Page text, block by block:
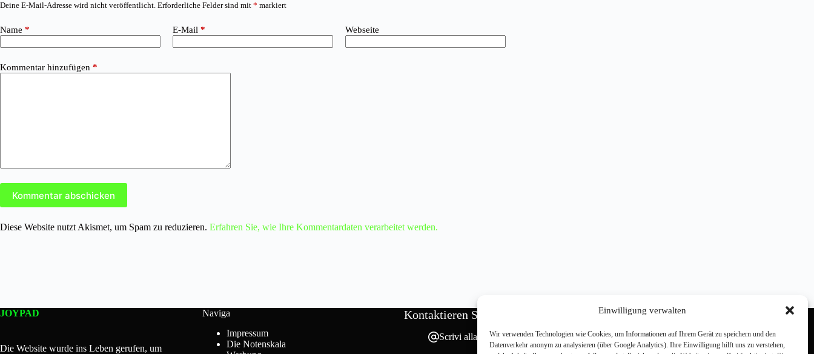
Einwilligung verwalten
Wir verwenden Technologien wie Cookies, um Informationen auf Ihrem Gerät zu speichern und den
Datenverkehr anonym zu analysieren (über Google Analytics). Ihre Einwilligung hilft uns zu verstehen,
Deine E-Mail-Adresse wird nicht veröffentlicht. Erforderliche Felder sind mit * markiert
Name * E-Mail * Webseite
Kommentar hinzufügen *
Kommentar abschicken
Diese Website nutzt Akismet, um Spam zu reduzieren. Erfahren Sie, wie Ihre Kommentardaten verarbeitet werden.
JOYPAD
Die Website wurde ins Leben gerufen, um
Naviga
Impressum
Die Notenskala
Kontaktieren Sie uns
Scrivi alla redazione